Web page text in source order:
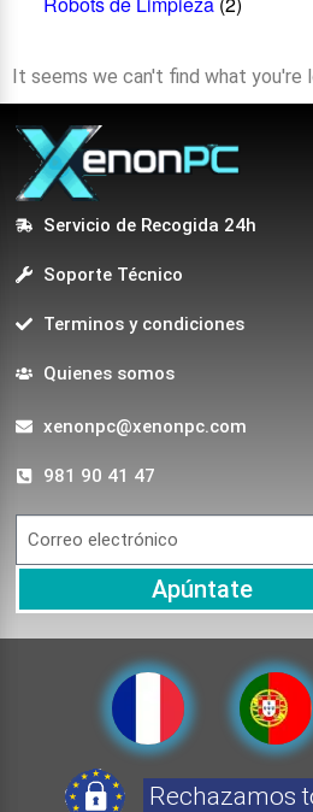
It seems we can't find what you're
Servicio de Recogida 24h
Soporte Técnico
Terminos y condiciones
Quienes somos
xenonpc@xenonpc.com
981 90 41 47
Apúntate
Rechazamos